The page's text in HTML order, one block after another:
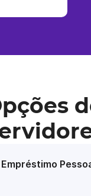
Empréstimo